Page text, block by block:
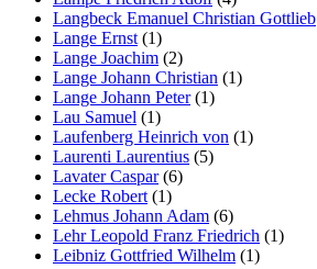
Langbeck Emanuel Christian Gottlieb
Lange Ernst (1)
Lange Joachim (2)
Lange Johann Christian (1)
Lange Johann Peter(1)
Lau Samuel (1)
Laufenberg Heinrich von (1)
Laurenti Laurentius (5)
Lavater Caspar(6)
Lecke Robert (1)
Lehmus Johann Adam (6)
Lehr Leopold Franz Friedrich (1)
Leibniz Gottfried Wilhelm (1)